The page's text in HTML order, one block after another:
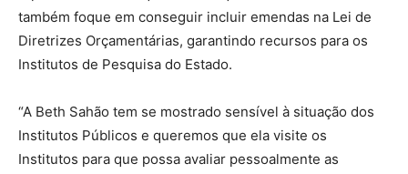
também foque em conseguir incluir emendas na Lei de
Diretrizes Orçamentárias, garantindo recursos para os
Institutos de Pesquisa do Estado.
“A Beth Sahão tem se mostrado sensível à situação dos
Institutos Públicos e queremos que ela visite os
Institutos para que possa avaliar pessoalmente as